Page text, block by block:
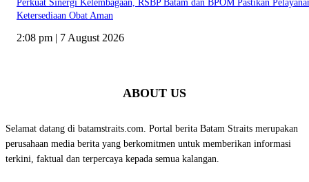
Perkuat Sinergi Kelembagaan, RSBP Batam dan BPOM Pastikan
Ketersediaan Obat Aman
2:08 pm | 7 August 2026
ABOUT US
Selamat datang di batamstraits.com. Portal berita Batam Straits merupakan
perusahaan media berita yang berkomitmen untuk memberikan informasi
terkini, faktual dan terpercaya kepada semua kalangan.